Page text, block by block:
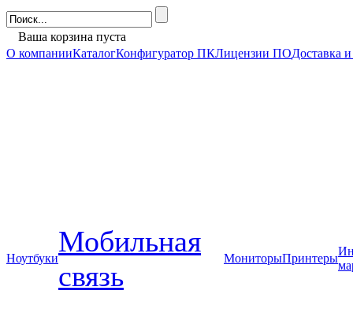
Ваша корзина пуста
О компанииКаталогКонфигуратор ПКЛицензии ПОДоставка
Ноутбуки
Мобильная
связь
МониторыПринтеры